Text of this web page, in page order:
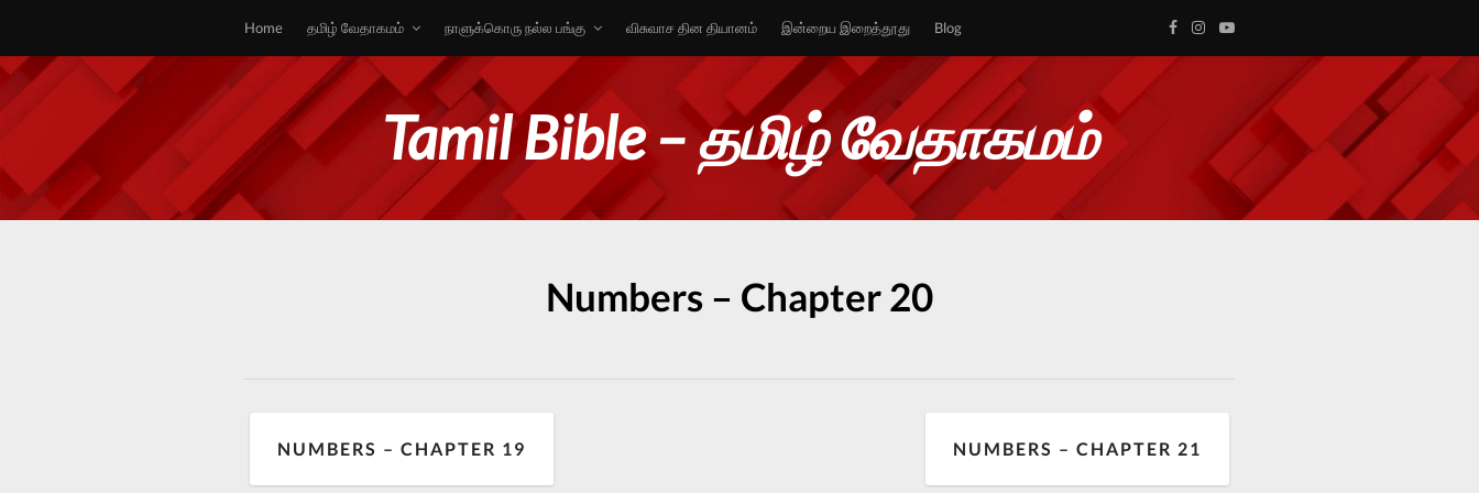
Home தமிழ் வேதாகமம் நாளுக்கொரு நல்ல பங்கு விசுவாச தின தியானம் இன்றைய இறைத்தூது Blog
Tamil Bible – தமிழ் வேதாகமம்
Numbers – Chapter 20
NUMBERS – CHAPTER 19 NUMBERS – CHAPTER 21